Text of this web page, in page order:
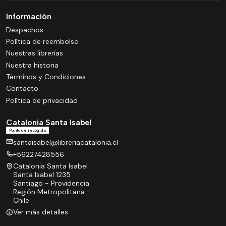
Información
Despachos
Política de reembolso
Nuestras librerías
Nuestra historia
Términos y Condiciones
Contacto
Política de privacidad
Catalonia Santa Isabel
Punto de recogida
santaisabel@libreriacatalonia.cl
+56227428556
Catalonia Santa Isabel
Santa Isabel 1235
Santiago - Providencia
Región Metropolitana -
Chile
Ver más detalles